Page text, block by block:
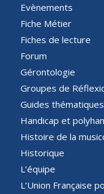
Evènements
Fiche Métier
Fiches de lecture
Forum
Gérontologie
Groupes de
Guides thématiques
Handicap et
Histoire de la
Historique
L’équipe
L’Union Française